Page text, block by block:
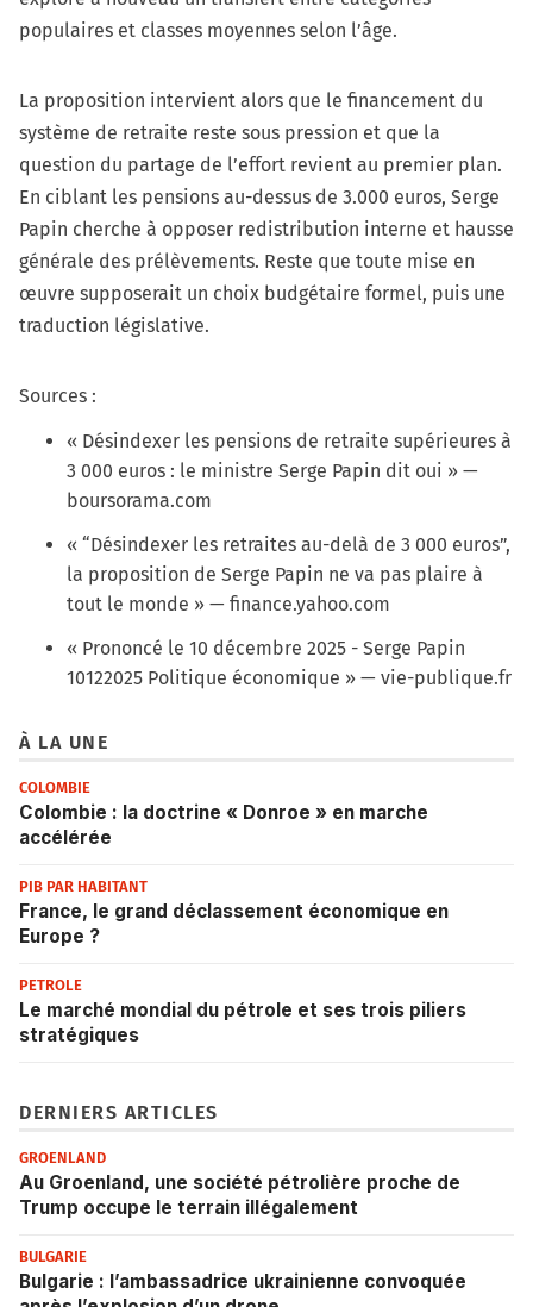
populaires et classes moyennes selon l’âge.
La proposition intervient alors que le financement du
système de retraite reste sous pression et que la
question du partage de l’effort revient au premier plan.
En ciblant les pensions au-dessus de 3.000 euros, Serge
Papin cherche à opposer redistribution interne et hausse
générale des prélèvements. Reste que toute mise en
œuvre supposerait un choix budgétaire formel, puis une
traduction législative.
Sources :
« Désindexer les pensions de retraite supérieures à
3 000 euros : le ministre Serge Papin dit oui » —
boursorama.com
« “Désindexer les retraites au-delà de 3 000 euros”,
la proposition de Serge Papin ne va pas plaire à
tout le monde » — finance.yahoo.com
« Prononcé le 10 décembre 2025 - Serge Papin
10122025 Politique économique » — vie-publique.fr
À LA UNE
COLOMBIE
Colombie : la doctrine « Donroe » en marche
accélérée
PIB PAR HABITANT
France, le grand déclassement économique en
Europe ?
PETROLE
Le marché mondial du pétrole et ses trois piliers
stratégiques
DERNIERS ARTICLES
GROENLAND
Au Groenland, une société pétrolière proche de
Trump occupe le terrain illégalement
BULGARIE
Bulgarie : l’ambassadrice ukrainienne convoquée